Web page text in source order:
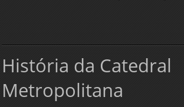
História da Catedral
Metropolitana